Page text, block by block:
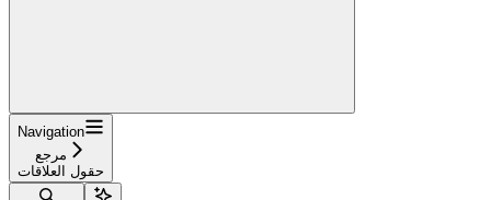
Navigation
مرجع
حقول العلاقات